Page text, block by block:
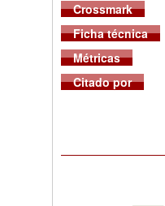
Crossmark
Ficha técnica
Métricas
Citado por